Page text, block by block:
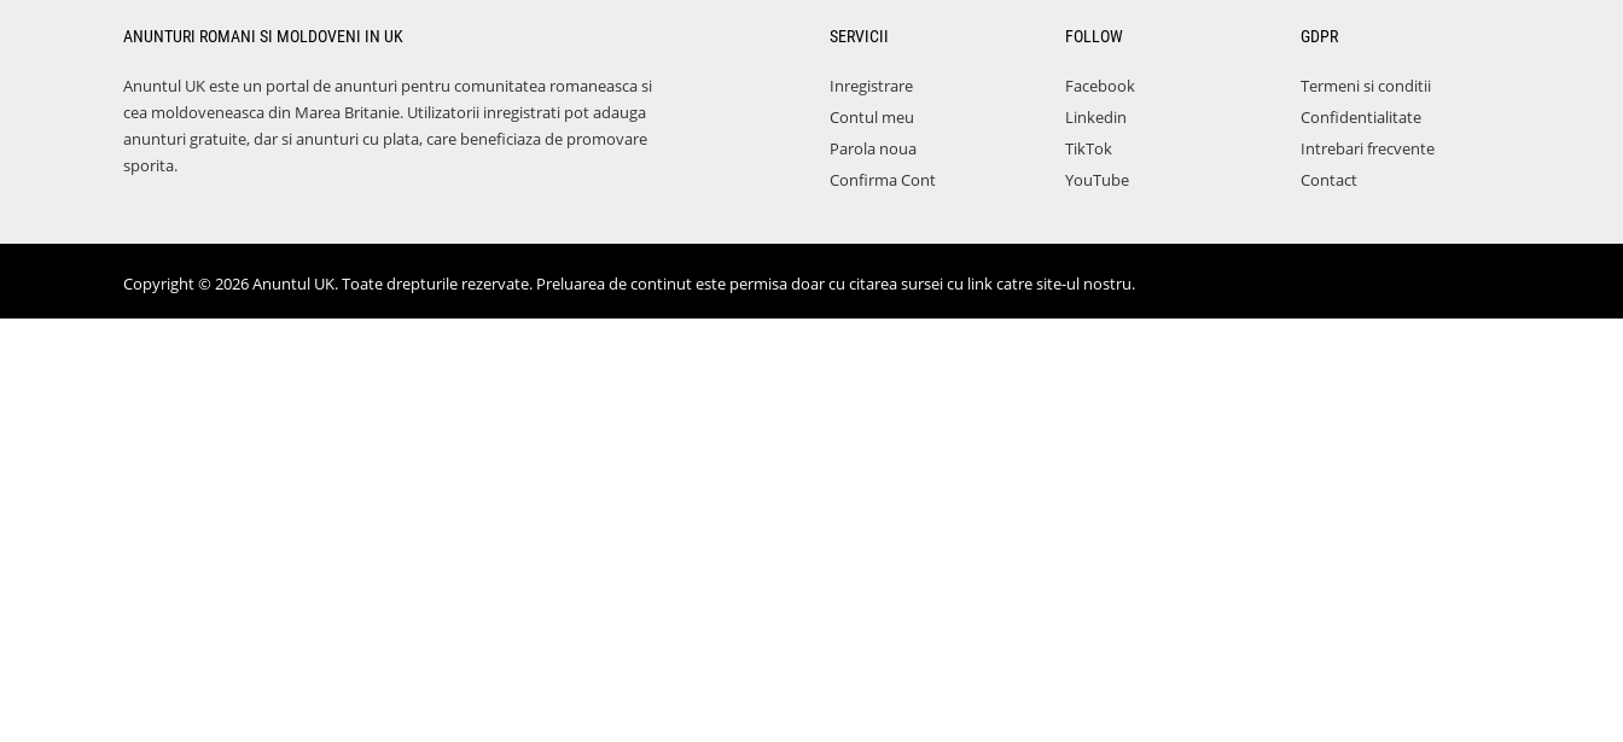
ANUNTURI ROMANI SI MOLDOVENI IN UK
Anuntul UK este un portal de anunturi pentru comunitatea romaneasca si
cea moldoveneasca din Marea Britanie. Utilizatorii inregistrati pot adauga
anunturi gratuite, dar si anunturi cu plata, care beneficiaza de promovare
sporita.
SERVICII
Inregistrare
Contul meu
Parola noua
Confirma Cont
FOLLOW
Facebook
Linkedin
TikTok
YouTube
GDPR
Termeni si conditii
Confidentialitate
Intrebari frecvente
Contact
Copyright © 2026 Anuntul UK. Toate drepturile rezervate. Preluarea de continut este permisa doar cu citarea sursei cu link catre site-ul nostru.